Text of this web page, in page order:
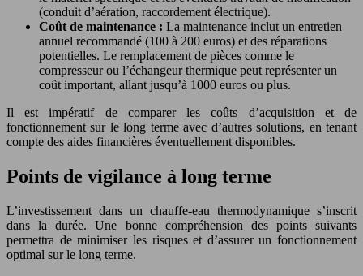
(conduit d’aération, raccordement électrique).
Coût de maintenance : La maintenance inclut un entretien
annuel recommandé (100 à 200 euros) et des réparations
potentielles. Le remplacement de pièces comme le
compresseur ou l’échangeur thermique peut représenter un
coût important, allant jusqu’à 1000 euros ou plus.
Il est impératif de comparer les coûts d’acquisition et de
fonctionnement sur le long terme avec d’autres solutions, en tenant
compte des aides financières éventuellement disponibles.
Points de vigilance à long terme
L’investissement dans un chauffe-eau thermodynamique s’inscrit
dans la durée. Une bonne compréhension des points suivants
permettra de minimiser les risques et d’assurer un fonctionnement
optimal sur le long terme.